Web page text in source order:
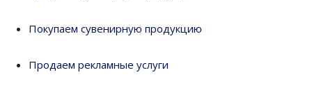
Покупаем сувенирную продукцию
Продаем рекламные услуги